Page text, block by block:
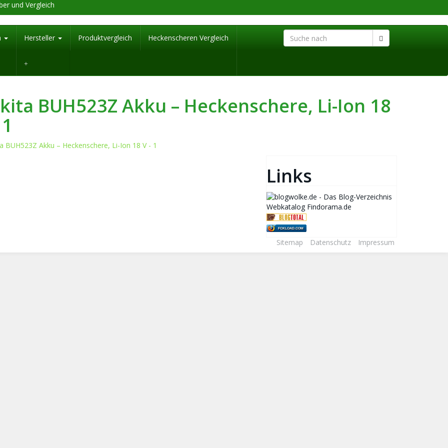
und Vergleich
Hersteller Produktvergleich Heckenscheren Vergleich
BUH523Z Akku – Heckenschere, Li-Ion 18
Links
Webkatalog Findorama.de
FOXLOAD.COM
Sitemap Datenschutz Impressum